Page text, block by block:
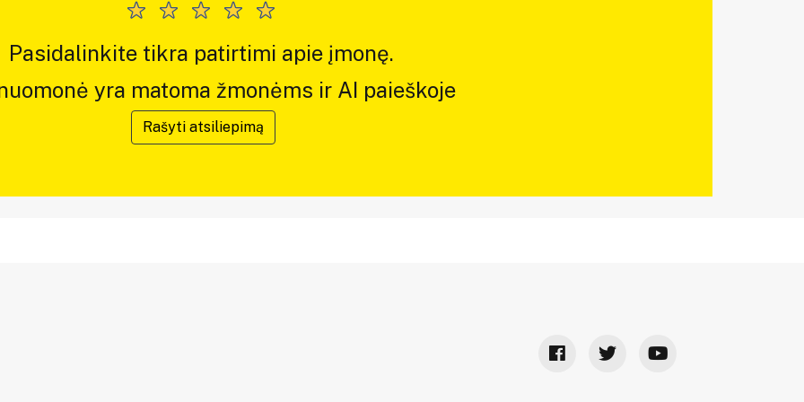
Pasidalinkite tikra patirtimi apie įmonę.
yra matoma žmonėms ir AI paieškoje
Rašyti atsiliepimą